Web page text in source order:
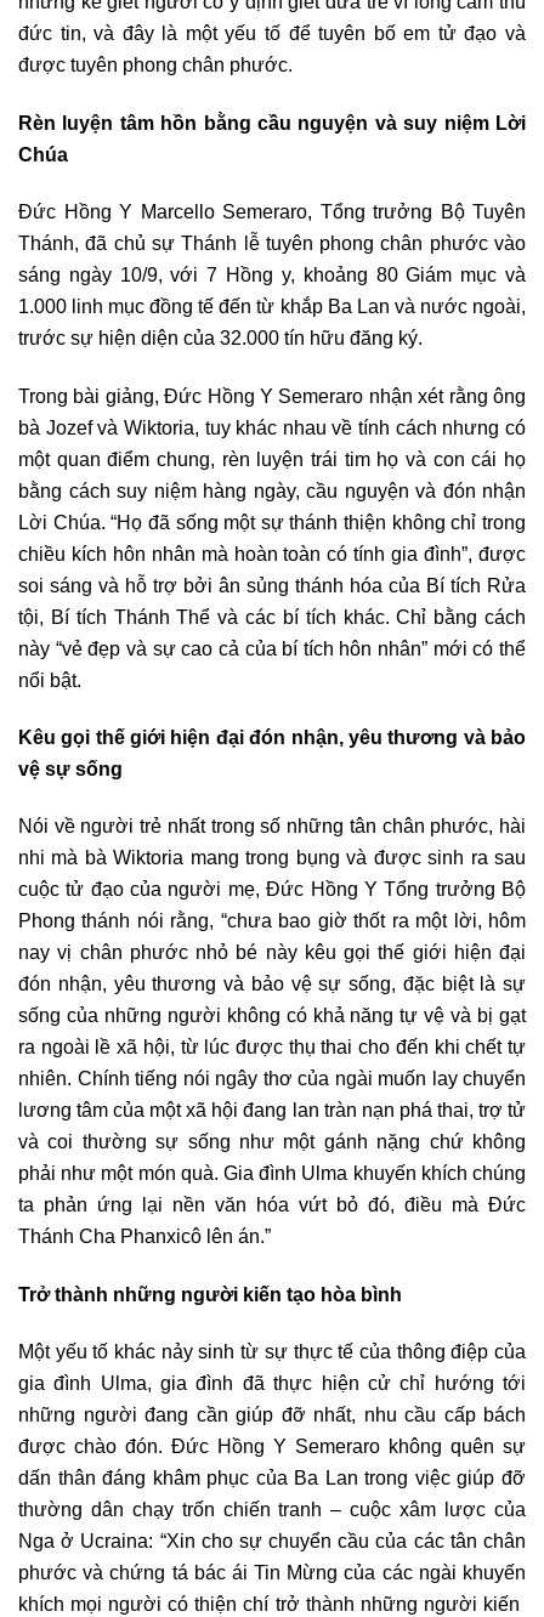
đức tin, và đây là một yếu tố để tuyên bố em tử đạo và
được tuyên phong chân phước.
Rèn luyện tâm hồn bằng cầu nguyện và suy niệm Lời
Chúa
Đức Hồng Y Marcello Semeraro, Tổng trưởng Bộ Tuyên
Thánh, đã chủ sự Thánh lễ tuyên phong chân phước vào
sáng ngày 10/9, với 7 Hồng y, khoảng 80 Giám mục và
1.000 linh mục đồng tế đến từ khắp Ba Lan và nước ngoài,
trước sự hiện diện của 32.000 tín hữu đăng ký.
Trong bài giảng, Đức Hồng Y Semeraro nhận xét rằng ông
bà Jozef và Wiktoria, tuy khác nhau về tính cách nhưng có
một quan điểm chung, rèn luyện trái tim họ và con cái họ
bằng cách suy niệm hàng ngày, cầu nguyện và đón nhận
Lời Chúa. “Họ đã sống một sự thánh thiện không chỉ trong
chiều kích hôn nhân mà hoàn toàn có tính gia đình”, được
soi sáng và hỗ trợ bởi ân sủng thánh hóa của Bí tích Rửa
tội, Bí tích Thánh Thể và các bí tích khác. Chỉ bằng cách
này “vẻ đẹp và sự cao cả của bí tích hôn nhân” mới có thể
nổi bật.
Kêu gọi thế giới hiện đại đón nhận, yêu thương và bảo
vệ sự sống
Nói về người trẻ nhất trong số những tân chân phước, hài
nhi mà bà Wiktoria mang trong bụng và được sinh ra sau
cuộc tử đạo của người mẹ, Đức Hồng Y Tổng trưởng Bộ
Phong thánh nói rằng, “chưa bao giờ thốt ra một lời, hôm
nay vị chân phước nhỏ bé này kêu gọi thế giới hiện đại
đón nhận, yêu thương và bảo vệ sự sống, đặc biệt là sự
sống của những người không có khả năng tự vệ và bị gạt
ra ngoài lề xã hội, từ lúc được thụ thai cho đến khi chết tự
nhiên. Chính tiếng nói ngây thơ của ngài muốn lay chuyển
lương tâm của một xã hội đang lan tràn nạn phá thai, trợ tử
và coi thường sự sống như một gánh nặng chứ không
phải như một món quà. Gia đình Ulma khuyến khích chúng
ta phản ứng lại nền văn hóa vứt bỏ đó, điều mà Đức
Thánh Cha Phanxicô lên án.”
Trở thành những người kiến ​​tạo hòa bình
Một yếu tố khác nảy sinh từ sự thực tế của thông điệp của
gia đình Ulma, gia đình đã thực hiện cử chỉ hướng tới
những người đang cần giúp đỡ nhất, nhu cầu cấp bách
được chào đón. Đức Hồng Y Semeraro không quên sự
dấn thân đáng khâm phục của Ba Lan trong việc giúp đỡ
thường dân chạy trốn chiến tranh – cuộc xâm lược của
Nga ở Ucraina: “Xin cho sự chuyển cầu của các tân chân
phước và chứng tá bác ái Tin Mừng của các ngài khuyến
khích mọi người có thiện chí trở thành những người kiến ​​